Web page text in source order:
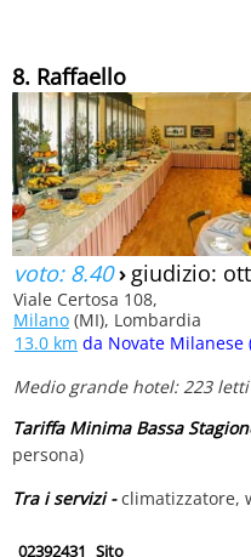
8. Raffaello
voto: 8.40› giudizio:
Viale Certosa 108,
Milano (MI), Lombardia
13.0 km da Novate Milanese
Medio grande hotel: 223 letti
Tariffa Minima Bassa
persona)
Tra i servizi -climatizzatore,
02392431 Sito